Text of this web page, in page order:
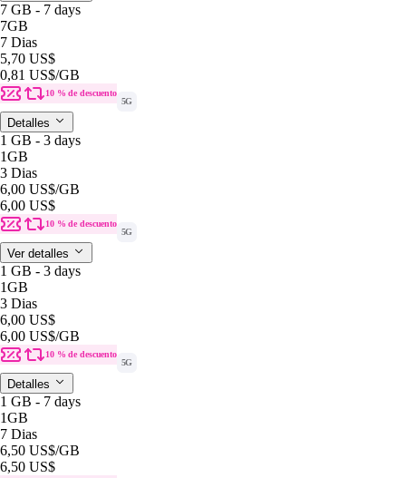
7 GB - 7 days
7GB
7 Dias
5,70 US$
0,81 US$/GB
10 % de descuento
5G
Detalles
1 GB - 3 days
1GB
3 Dias
6,00 US$/GB
6,00 US$
10 % de descuento
5G
Ver detalles
1 GB - 3 days
1GB
3 Dias
6,00 US$
6,00 US$/GB
10 % de descuento
5G
Detalles
1 GB - 7 days
1GB
7 Dias
6,50 US$/GB
6,50 US$